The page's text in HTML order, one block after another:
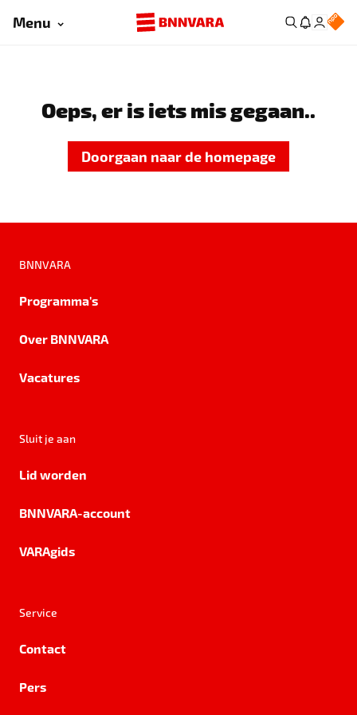
Menu
Oeps, er is iets mis gegaan..
Doorgaan naar de homepage
BNNVARA
Programma's
Over BNNVARA
Vacatures
Sluit je aan
Lid worden
BNNVARA-account
VARAgids
Service
Contact
Pers